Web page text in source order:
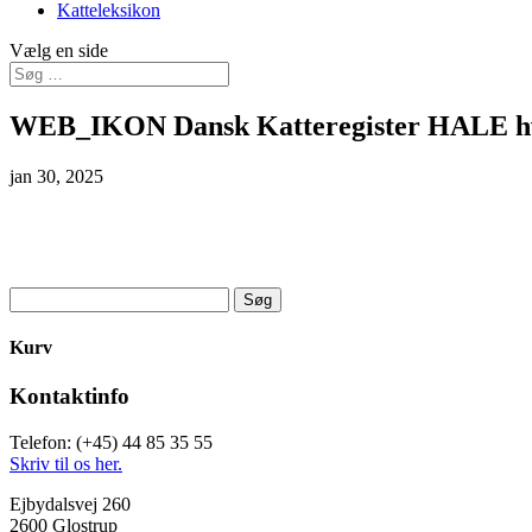
Katteleksikon
Vælg en side
WEB_IKON Dansk Katteregister HALE
jan 30, 2025
efter:
Kurv
Kontaktinfo
Telefon: (+45) 44 85 35 55
Skriv til os her.
Ejbydalsvej 260
2600 Glostrup